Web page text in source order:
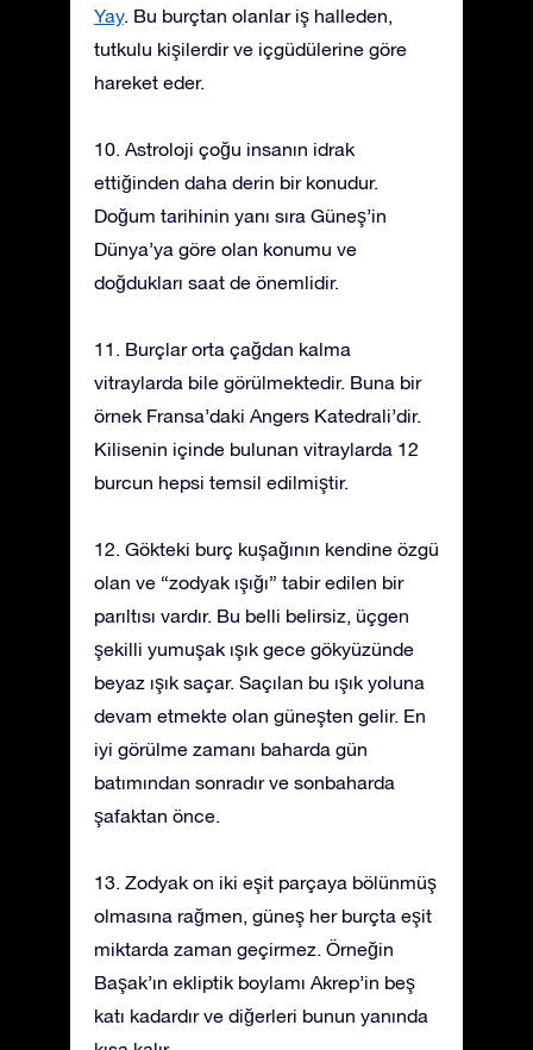
Yay. Bu burçtan olanlar iş halleden,
tutkulu kişilerdir ve içgüdülerine göre
hareket eder.
10. Astroloji çoğu insanın idrak
ettiğinden daha derin bir konudur.
Doğum tarihinin yanı sıra Güneş’in
Dünya’ya göre olan konumu ve
doğdukları saat de önemlidir.
11. Burçlar orta çağdan kalma
vitraylarda bile görülmektedir. Buna bir
örnek Fransa’daki Angers Katedrali’dir.
Kilisenin içinde bulunan vitraylarda 12
burcun hepsi temsil edilmiştir.
12. Gökteki burç kuşağının kendine özgü
olan ve “zodyak ışığı” tabir edilen bir
parıltısı vardır. Bu belli belirsiz, üçgen
şekilli yumuşak ışık gece gökyüzünde
beyaz ışık saçar. Saçılan bu ışık yoluna
devam etmekte olan güneşten gelir. En
iyi görülme zamanı baharda gün
batımından sonradır ve sonbaharda
şafaktan önce.
13. Zodyak on iki eşit parçaya bölünmüş
olmasına rağmen, güneş her burçta eşit
miktarda zaman geçirmez. Örneğin
Başak’ın ekliptik boylamı Akrep’in beş
katı kadardır ve diğerleri bunun yanında